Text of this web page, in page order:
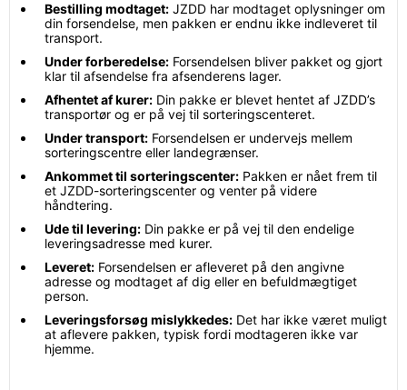
Bestilling modtaget: JZDD har modtaget oplysninger om
din forsendelse, men pakken er endnu ikke indleveret til
transport.
Under forberedelse: Forsendelsen bliver pakket og gjort
klar til afsendelse fra afsenderens lager.
Afhentet af kurer: Din pakke er blevet hentet af JZDD’s
transportør og er på vej til sorteringscenteret.
Under transport: Forsendelsen er undervejs mellem
sorteringscentre eller landegrænser.
Ankommet til sorteringscenter: Pakken er nået frem til
et JZDD-sorteringscenter og venter på videre
håndtering.
Ude til levering: Din pakke er på vej til den endelige
leveringsadresse med kurer.
Leveret: Forsendelsen er afleveret på den angivne
adresse og modtaget af dig eller en befuldmægtiget
person.
Leveringsforsøg mislykkedes: Det har ikke været muligt
at aflevere pakken, typisk fordi modtageren ikke var
hjemme.